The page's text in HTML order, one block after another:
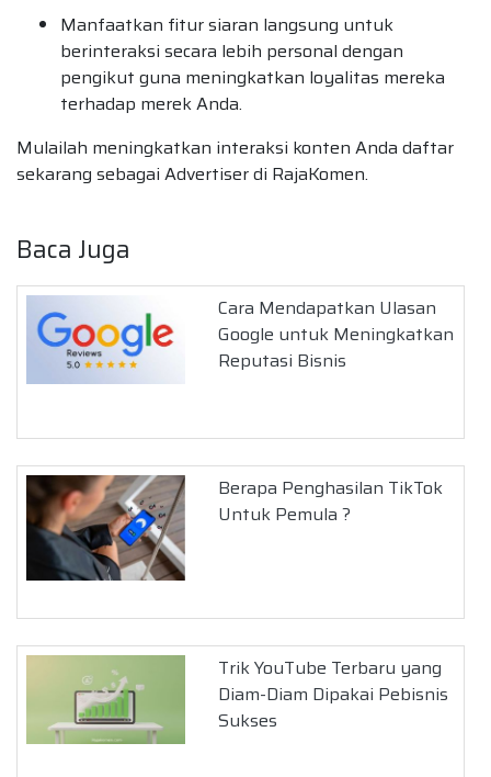
Manfaatkan fitur siaran langsung untuk
berinteraksi secara lebih personal dengan
pengikut guna meningkatkan loyalitas mereka
terhadap merek Anda.
Mulailah meningkatkan interaksi konten Anda daftar
sekarang sebagai Advertiser di RajaKomen.
Baca Juga
Cara Mendapatkan Ulasan
Google untuk Meningkatkan
Reputasi Bisnis
Berapa Penghasilan TikTok
Untuk Pemula ?
Trik YouTube Terbaru yang
Diam-Diam Dipakai Pebisnis
Sukses